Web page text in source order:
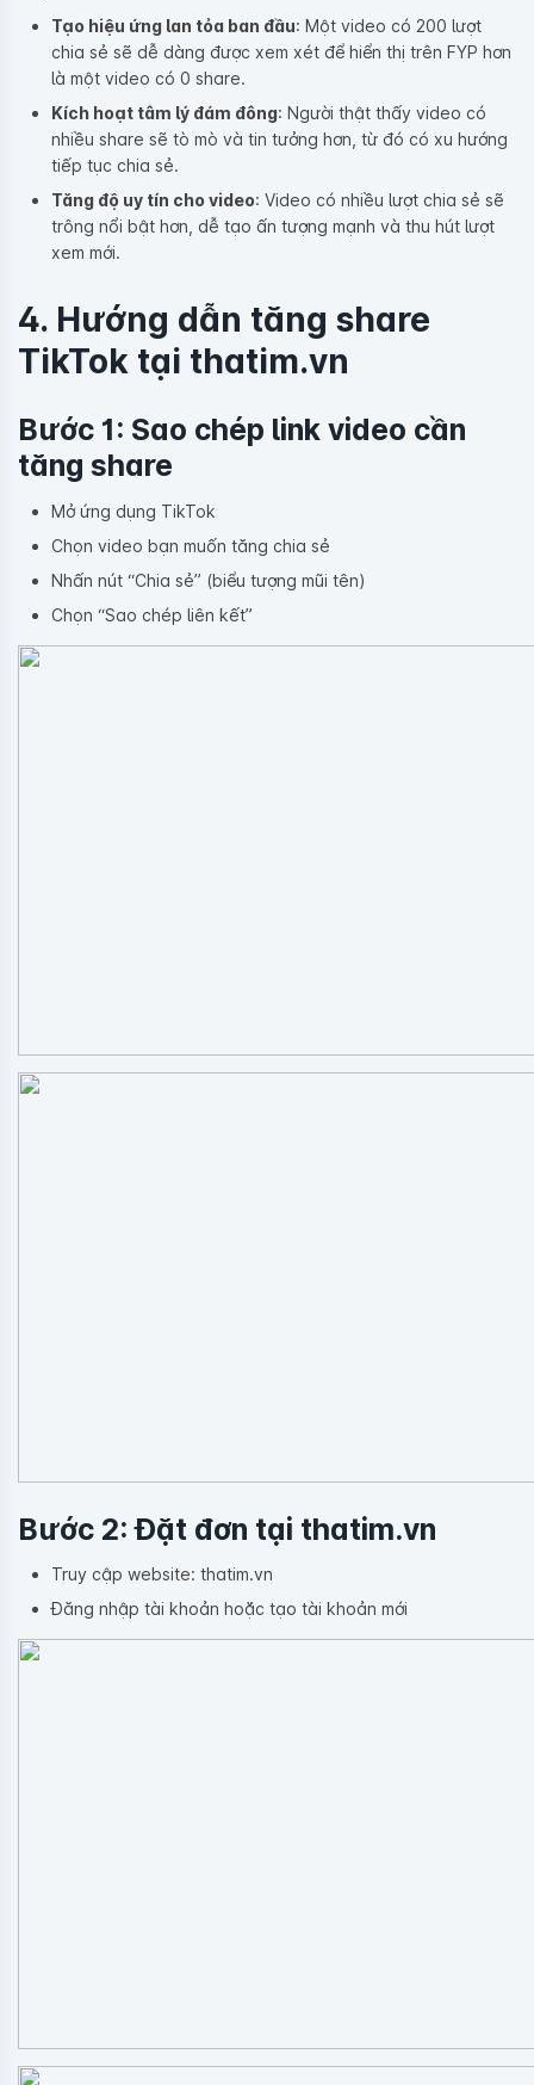
Tạo hiệu ứng lan tỏa ban đầu: Một video có 200 lượt
chia sẻ sẽ dễ dàng được xem xét để hiển thị trên FYP hơn
là một video có 0 share.
Kích hoạt tâm lý đám đông: Người thật thấy video có
nhiều share sẽ tò mò và tin tưởng hơn, từ đó có xu hướng
tiếp tục chia sẻ.
Tăng độ uy tín cho video: Video có nhiều lượt chia sẻ sẽ
trông nổi bật hơn, dễ tạo ấn tượng mạnh và thu hút lượt
xem mới.
4. Hướng dẫn tăng share
TikTok tại thatim.vn
Bước 1: Sao chép link video cần
tăng share
Mở ứng dụng TikTok
Chọn video bạn muốn tăng chia sẻ
Nhấn nút “Chia sẻ” (biểu tượng mũi tên)
Chọn “Sao chép liên kết”
Bước 2: Đặt đơn tại thatim.vn
Truy cập website: thatim.vn
Đăng nhập tài khoản hoặc tạo tài khoản mới